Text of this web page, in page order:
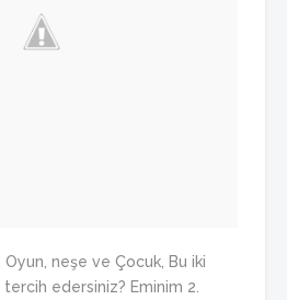
Oyun, neşe ve Çocuk, Bu iki
edersiniz? Eminim 2.